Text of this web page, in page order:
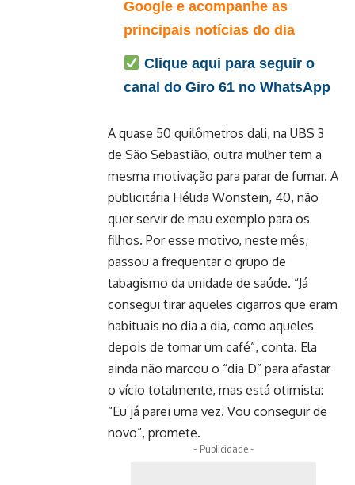
Google e acompanhe as
principais notícias do dia
Clique aqui para seguir o
canal do Giro 61 no WhatsApp
A quase 50 quilômetros dali, na UBS 3
de São Sebastião, outra mulher tem a
mesma motivação para parar de fumar. A
publicitária Hélida Wonstein, 40, não
quer servir de mau exemplo para os
filhos. Por esse motivo, neste mês,
passou a frequentar o grupo de
tabagismo da unidade de saúde. “Já
consegui tirar aqueles cigarros que eram
habituais no dia a dia, como aqueles
depois de tomar um café”, conta. Ela
ainda não marcou o “dia D” para afastar
o vício totalmente, mas está otimista:
“Eu já parei uma vez. Vou conseguir de
novo”, promete.
- Publicidade -